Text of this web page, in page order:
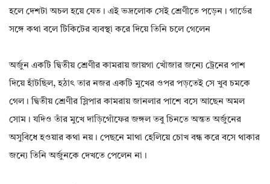
হলে দেশটা অচল হয়ে যেত। এই ভদ্রলোক সেই শ্রেণীতে পড়েন। গার্ডের
সঙ্গে কথা বলে টিকিটের ব্যবস্থা করে দিয়ে তিনি চলে গেলেন
অর্জুন একটি দ্বিতীয় শ্রেণীর কামরায় জায়গা খোঁজার জন্যে ট্রেনের পাশ
দিয়ে হাঁটছিল, হঠাৎ তার নজর একটি মুখের ওপর পড়তেই সে খুব চমকে
গেল। দ্বিতীয় শ্রেণীর স্লিপার কামরায় জানলার পাশে বসে আছেন অমল
সোম। যদিও তাঁর মুখে দাড়িগোঁফের জঙ্গল তবু চিনতে অন্তত অর্জুনের
অসুবিধে হওয়ার কথা নয়। পেছনে মাথা হেলিয়ে চোখ বন্ধ করে বসে থাকার
জন্যে তিনি অর্জুনকে দেখতে পেলেন না।